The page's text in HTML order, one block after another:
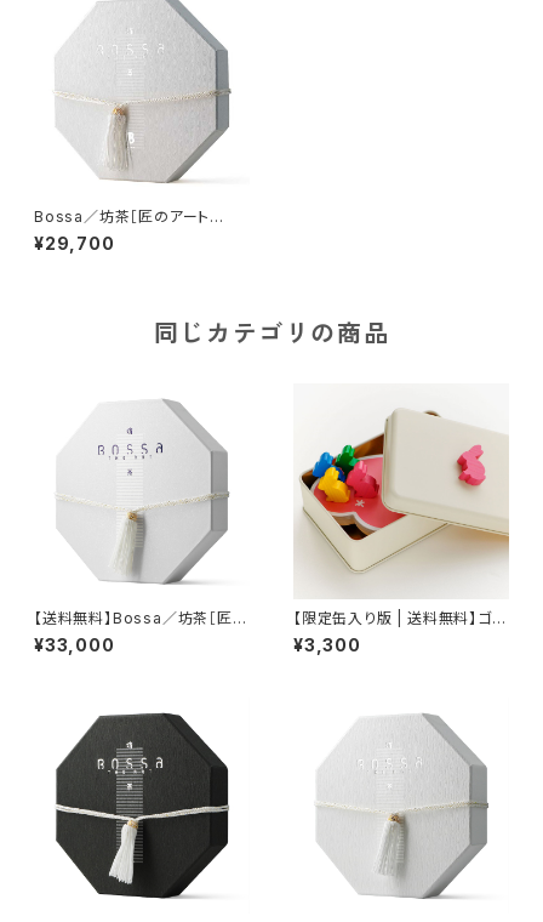
Bossa／坊茶［匠のアート
版“花”］＋［拡張キット］バンドル
（ボードゲーム）
¥29,700
同じカテゴリの商品
【送料無料】Bossa／坊茶［匠の
アート版“雪-II”］（ボードゲー
ム）
¥33,000
【限定缶入り版 | 送料無料】ゴー
ゴージェニー（ボードゲーム）
¥3,300